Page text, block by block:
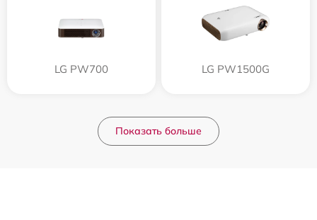
LG PW700 LG PW1500G
Показать больше